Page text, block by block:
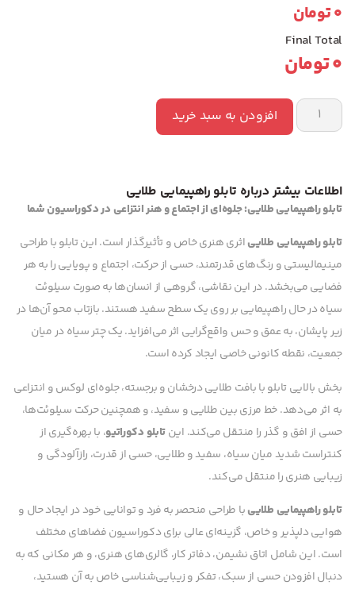
0تومان
Final Total
0تومان
افزودن به سبد خرید
اطلاعات بیشتر درباره تابلو راهپیمایی طلایی
تابلو راهپیمایی طلایی: جلوه‌ای از اجتماع و هنر انتزاعی در دکوراسیون شما
تابلو راهپیمایی طلاییاثری هنری خاص و تأثیرگذار است. این تابلو با طراحی
مینیمالیستی و رنگ‌های قدرتمند، حسی از حرکت، اجتماع و پویایی را به هر
فضایی می‌بخشد. در این نقاشی، گروهی از انسان‌ها به صورت سیلوئت
سیاه در حال راهپیمایی بر روی یک سطح سفید هستند. بازتاب محو آن‌ها در
زیر پایشان، به عمق و حس واقع‌گرایی اثر می‌افزاید. یک چتر سیاه در میان
جمعیت، نقطه کانونی خاصی ایجاد کرده است.
بخش بالایی تابلو با بافت طلایی درخشان و برجسته، جلوه‌ای لوکس و انتزاعی
به اثر می‌دهد. خط مرزی بین طلایی و سفید، و همچنین حرکت سیلوئت‌ها،
حسی از افق و گذر را منتقل می‌کند. اینتابلو دکوراتیو، با بهره‌گیری از
کنتراست شدید میان سیاه، سفید و طلایی، حسی از قدرت، رازآلودگی و
زیبایی هنری را منتقل می‌کند.
تابلو راهپیمایی طلاییبا طراحی منحصر به فرد و توانایی خود در ایجاد حال و
هوایی دلپذیر و خاص، گزینه‌ای عالی برای دکوراسیون فضاهای مختلف
است. این شامل اتاق نشیمن، دفاتر کار، گالری‌های هنری، و هر مکانی که به
دنبال افزودن حسی از سبک، تفکر و زیبایی‌شناسی خاص به آن هستید،